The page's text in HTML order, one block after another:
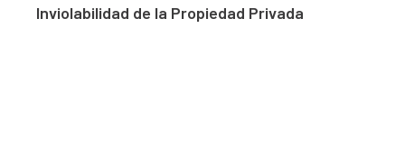
Inviolabilidad de la Propiedad Privada